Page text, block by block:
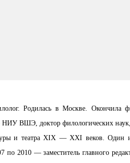
Родилась в Москве. Окончила
ВШЭ, доктор филологических наук,
и театра XIX — XXI веков. Один
2010 — заместитель главного